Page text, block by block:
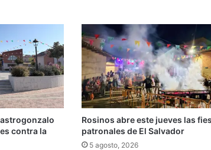
contra la
Rosinos abre este jueves las
patronales de El Salvador
5 agosto, 2026